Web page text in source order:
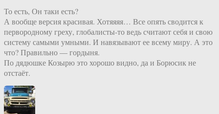
То есть, Он таки есть?
А вообще версия красивая. Хотяяяя… Все опять сводится к
первородному греху, глобалисты-то ведь считают себя и свою
систему самыми умными. И навязывают ее всему миру. А это
что? Правильно — гордыня.
По дядюшке Козырю это хорошо видно, да и Борюсик не
отстаёт.